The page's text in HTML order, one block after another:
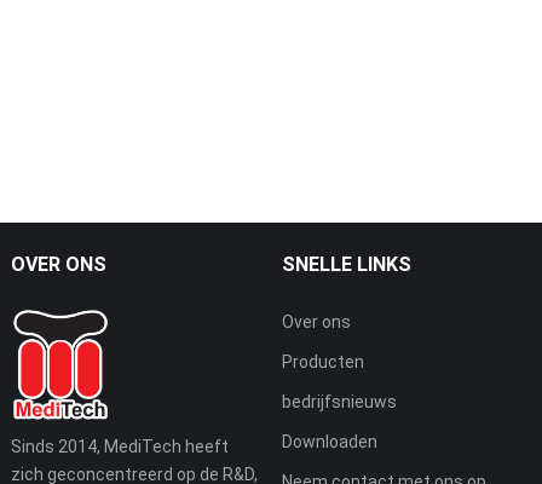
OVER ONS
Sinds 2014, MediTech heeft
zich geconcentreerd op de R&D,
SNELLE LINKS
Over ons
Producten
bedrijfsnieuws
Downloaden